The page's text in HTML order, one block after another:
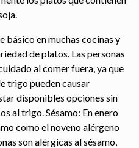
básico en muchas cocinas y
de platos. Las personas
al comer fuera, ya que
trigo pueden causar
disponibles opciones sin
al trigo. Sésamo: En enero
como el noveno alérgeno
son alérgicas al sésamo,